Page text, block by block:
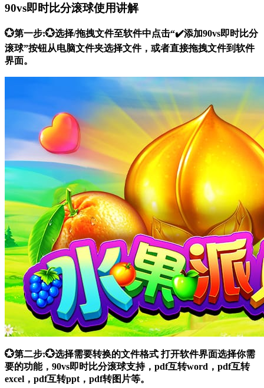
90vs即时比分滚球使用讲解
💮第一步:💮选择/拖拽文件至软件中点击“✔️添加90vs即时比分
滚球”按钮从电脑文件夹选择文件，或者直接拖拽文件到软件
界面。
💮第二步:💮选择需要转换的文件格式 打开软件界面选择你需
要的功能，90vs即时比分滚球支持，pdf互转word，pdf互转
excel，pdf互转ppt，pdf转图片等。